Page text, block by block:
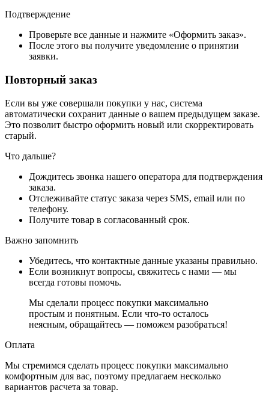
Подтверждение
Проверьте все данные и нажмите «Оформить заказ».
После этого вы получите уведомление о принятии
заявки.
Повторный заказ
Если вы уже совершали покупки у нас, система
автоматически сохранит данные о вашем предыдущем заказе.
Это позволит быстро оформить новый или скорректировать
старый.
Что дальше?
Дождитесь звонка нашего оператора для подтверждения
заказа.
Отслеживайте статус заказа через SMS, email или по
телефону.
Получите товар в согласованный срок.
Важно запомнить
Убедитесь, что контактные данные указаны правильно.
Если возникнут вопросы, свяжитесь с нами — мы
всегда готовы помочь.
Мы сделали процесс покупки максимально
простым и понятным. Если что-то осталось
неясным, обращайтесь — поможем разобраться!
Оплата
Мы стремимся сделать процесс покупки максимально
комфортным для вас, поэтому предлагаем несколько
вариантов расчета за товар.